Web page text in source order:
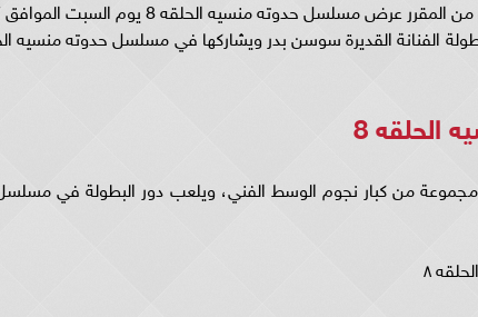
الحلقه 8
يضم مسلسل حدوته منسيه الحلقه 8 مجموعة من كبار نجوم الوسط الفني، ويلعب دور البطولة
٨